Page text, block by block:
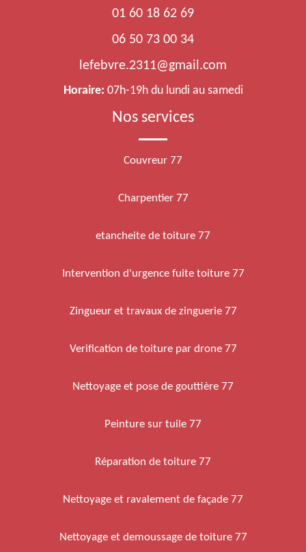
01 60 18 62 69
06 50 73 00 34
lefebvre.2311@gmail.com
Horaire: 07h-19h du lundi au samedi
Nos services
Couvreur 77
Charpentier 77
etancheite de toiture 77
Intervention d'urgence fuite toiture 77
Zingueur et travaux de zinguerie 77
Verification de toiture par drone 77
Nettoyage et pose de gouttière 77
Peinture sur tuile 77
Réparation de toiture 77
Nettoyage et ravalement de façade 77
Nettoyage et demoussage de toiture 77